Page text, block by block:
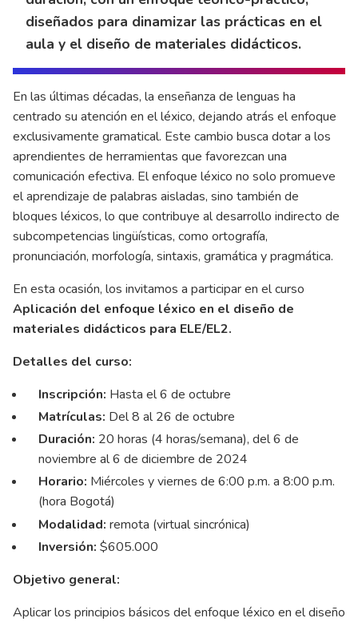
diseñados para dinamizar las prácticas en el
aula y el diseño de materiales didácticos.
En las últimas décadas, la enseñanza de lenguas ha
centrado su atención en el léxico, dejando atrás el enfoque
exclusivamente gramatical. Este cambio busca dotar a los
aprendientes de herramientas que favorezcan una
comunicación efectiva. El enfoque léxico no solo promueve
el aprendizaje de palabras aisladas, sino también de
bloques léxicos, lo que contribuye al desarrollo indirecto de
subcompetencias lingüísticas, como ortografía,
pronunciación, morfología, sintaxis, gramática y pragmática.
En esta ocasión, los invitamos a participar en el curso
Aplicación del enfoque léxico en el diseño de
materiales didácticos para ELE/EL2.
Detalles del curso:
Inscripción: Hasta el 6 de octubre
Matrículas: Del 8 al 26 de octubre
Duración: 20 horas (4 horas/semana), del 6 de
noviembre al 6 de diciembre de 2024
Horario: Miércoles y viernes de 6:00 p.m. a 8:00 p.m.
(hora Bogotá)
Modalidad: remota (virtual sincrónica)
Inversión: $605.000
Objetivo general:
Aplicar los principios básicos del enfoque léxico en el diseño